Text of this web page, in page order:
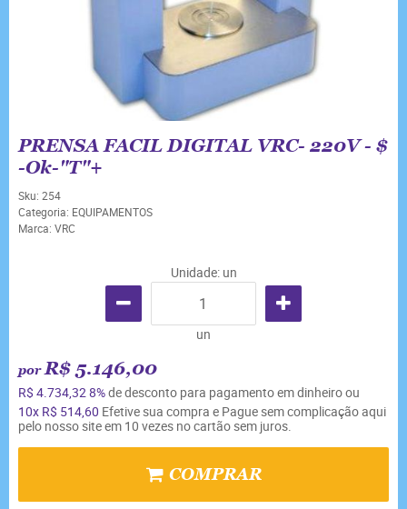
PRENSA FACIL DIGITAL VRC- 220V - $
-Ok-"T"+
Sku: 254
Categoria: EQUIPAMENTOS
Marca: VRC
Unidade: un
un
por R$ 5.146,00
R$ 4.734,328%de desconto para pagamento em dinheiro ou
10x R$ 514,60 Efetive sua compra e Pague sem complicação aqui
pelo nosso site em 10 vezes no cartão sem juros.
COMPRAR